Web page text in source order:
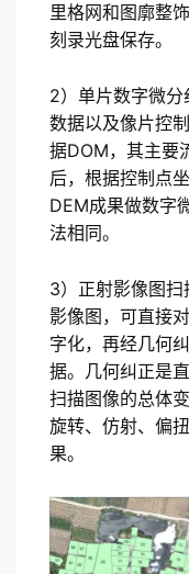
里格网和图廓整
刻录光盘保存。
2）单片数字微
数据以及像片控
据DOM，其主要
后，根据控制点
DEM成果做数字
法相同。
3）正射影像图
影像图，可直接
字化，再经几何
据。几何纠正是
扫描图像的总体
旋转、仿射、偏
果。